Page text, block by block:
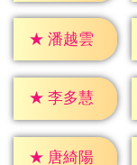
★ 潘越雲
★ 李多慧
★ 唐綺陽